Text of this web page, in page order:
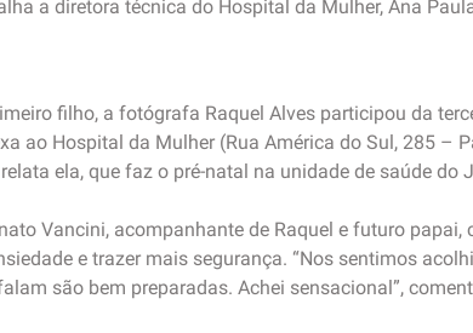
a diretora técnica do Hospital da Mulher, Ana
filho, a fotógrafa Raquel Alves participou da
ao Hospital da Mulher (Rua América do Sul, 285 –
ela, que faz o pré-natal na unidade de saúde do
Vancini, acompanhante de Raquel e futuro
e trazer mais segurança. “Nos sentimos
são bem preparadas. Achei sensacional”,